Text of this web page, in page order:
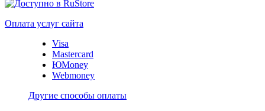
Оплата услуг сайта
Visa
Mastercard
ЮMoney
Webmoney
Другие способы оплаты